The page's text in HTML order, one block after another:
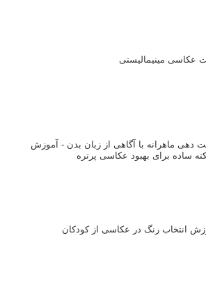
عکاسی مینیمالیستی
دهی ماهرانه با آگاهی از زبان بدن - آموزش
انتخاب رنگ در عکاسی از کودکان